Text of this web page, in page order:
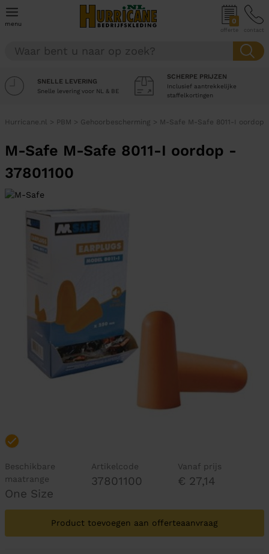
menu 0
offerte contact
SNELLE LEVERING
Snelle levering voor NL & BE
SCHERPE PRIJZEN
Inclusief aantrekkelijke
staffelkortingen
Hurricane.nl > PBM > Gehoorbescherming > M-Safe M-Safe 8011-I oordop
M-Safe M-Safe 8011-I oordop -
37801100
Beschikbare
maatrange
One Size
Artikelcode
37801100
Vanaf prijs
€ 27,14
Product toevoegen aan offerteaanvraag